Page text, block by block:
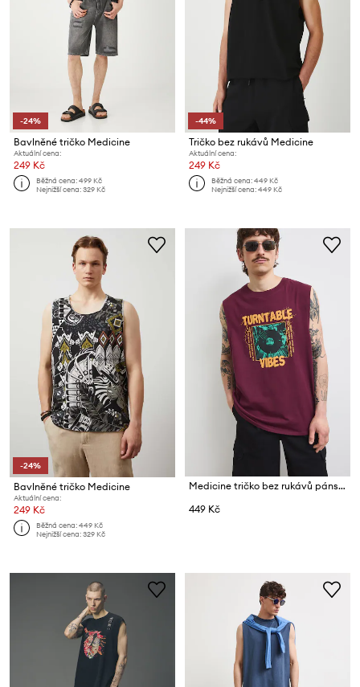
-24%
Bavlněné tričko Medicine
Aktuální cena:
249 Kč
Běžná cena:499 Kč
Nejnižší cena:329 Kč
-44%
Tričko bez rukávů Medicine
Aktuální cena:
249 Kč
Běžná cena:449 Kč
Nejnižší cena:449 Kč
-24%
Bavlněné tričko Medicine
Aktuální cena:
249 Kč
Běžná cena:449 Kč
Nejnižší cena:329 Kč
Medicine tričko bez rukávů pánské bavlněné
449 Kč